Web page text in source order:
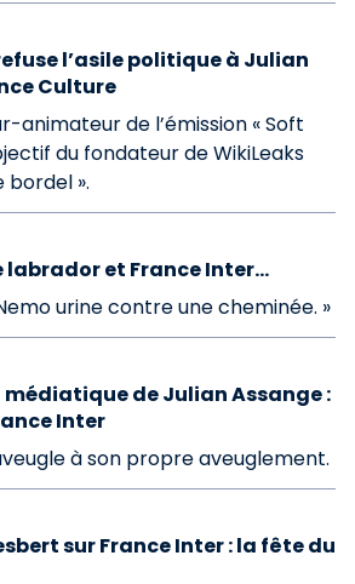
l’asile politique à Julian
Culture
animateur de l’émission « Soft
du fondateur de WikiLeaks
».
labrador et France Inter…
urine contre une cheminée. »
de Julian Assange :
Inter
à son propre aveuglement.
sur France Inter : la fête du